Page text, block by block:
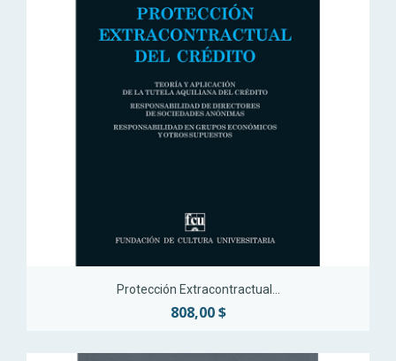
Protección Extracontractual...
808,00 $